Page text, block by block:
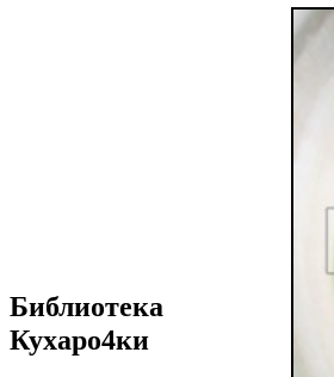
Библиотека
Кухаро4ки